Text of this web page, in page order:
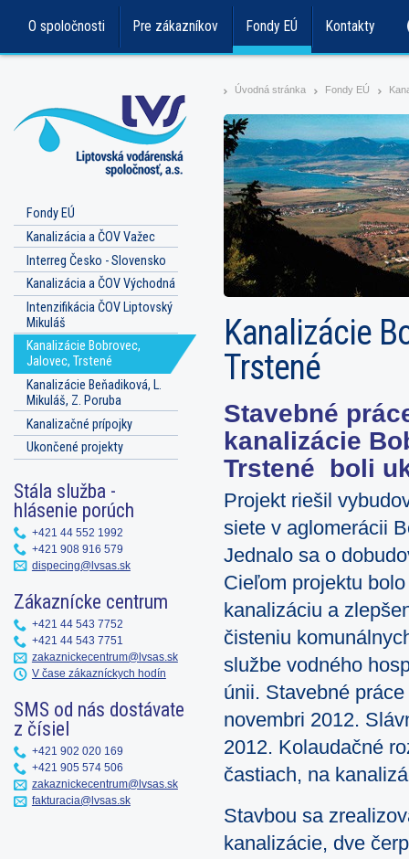
O spoločnosti Pre zákazníkov Fondy EÚ Kontakty
> Úvodná stránka > Fondy EÚ >
Kanalizácie
Trstené
Stavebné
kanalizácie
Trstené boli
Projekt riešil
siete v aglomerácii
Jednalo sa o
Cieľom projektu
kanalizáciu a
čisteniu
službe vodného
únii. Stavebné
novembri 2012.
2012. Kolaudačné
častiach, na
Stavbou sa
kanalizácie, dve
Fondy EÚ
Kanalizácia a ČOV Važec
Interreg Česko - Slovensko
Kanalizácia a ČOV Východná
Intenzifikácia ČOV Liptovský
Mikuláš
Kanalizácie Bobrovec,
Jalovec, Trstené
Kanalizácie Beňadiková, L.
Mikuláš, Z. Poruba
Kanalizačné prípojky
Ukončené projekty
Stála služba -
hlásenie porúch
+421 44 552 1992
+421 908 916 579
dispecing@lvsas.sk
Zákaznícke centrum
+421 44 543 7752
+421 44 543 7751
zakaznickecentrum@lvsas.sk
V čase zákazníckych hodín
SMS od nás dostávate
z čísiel
+421 902 020 169
+421 905 574 506
zakaznickecentrum@lvsas.sk
fakturacia@lvsas.sk